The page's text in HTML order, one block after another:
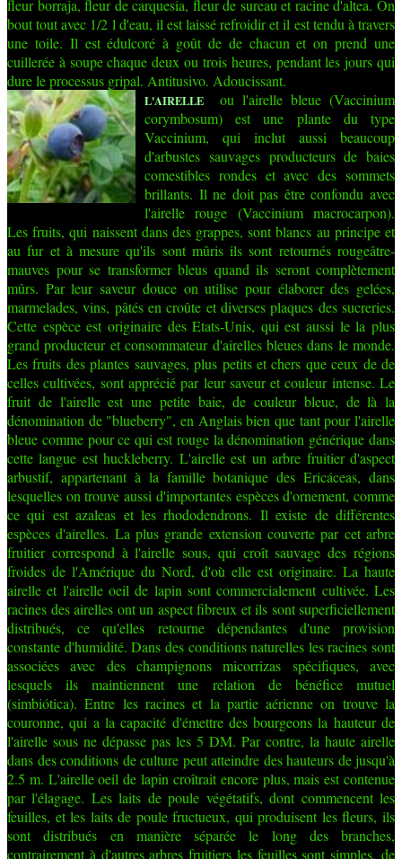
fleur borraja, fleur de carquesia, fleur de sureau et racine d'altea. On
bout tout avec 1/2 l d'eau, il est laissé refroidir et il est tendu à travers
une toile. Il est édulcoré à goût de de chacun et on prend une
cuillerée à soupe chaque deux ou trois heures, pendant les jours qui
dure le processus gripal. Antitusivo. Adoucissant.
L'AIRELLE
ou l'airelle bleue (Vaccinium
corymbosum) est une plante du type
Vaccinium, qui inclut aussi beaucoup
d'arbustes sauvages producteurs de baies
comestibles rondes et avec des sommets
brillants. Il ne doit pas être confondu avec
l'airelle rouge (Vaccinium macrocarpon).
Les fruits, qui naissent dans des grappes, sont blancs au principe et
au fur et à mesure qu'ils sont mûris ils sont retournés rougeâtre-
mauves pour se transformer bleus quand ils seront complètement
mûrs. Par leur saveur douce on utilise pour élaborer des gelées,
marmelades, vins, pâtés en croûte et diverses plaques des sucreries.
Cette espèce est originaire des Etats-Unis, qui est aussi le la plus
grand producteur et consommateur d'airelles bleues dans le monde.
Les fruits des plantes sauvages, plus petits et chers que ceux de de
celles cultivées, sont apprécié par leur saveur et couleur intense. Le
fruit de l'airelle est une petite baie, de couleur bleue, de là la
dénomination de "blueberry", en Anglais bien que tant pour l'airelle
bleue comme pour ce qui est rouge la dénomination générique dans
cette langue est huckleberry. L'airelle est un arbre fruitier d'aspect
arbustif, appartenant à la famille botanique des Ericáceas, dans
lesquelles on trouve aussi d'importantes espèces d'ornement, comme
ce qui est azaleas et les rhododendrons. Il existe de différentes
espèces d'airelles. La plus grande extension couverte par cet arbre
fruitier correspond à l'airelle sous, qui croît sauvage des régions
froides de l'Amérique du Nord, d'où elle est originaire. La haute
airelle et l'airelle oeil de lapin sont commercialement cultivée. Les
racines des airelles ont un aspect fibreux et ils sont superficiellement
distribués, ce qu'elles retourne dépendantes d'une provision
constante d'humidité. Dans des conditions naturelles les racines sont
associées avec des champignons micorrizas spécifiques, avec
lesquels ils maintiennent une relation de bénéfice mutuel
(simbiótica). Entre les racines et la partie aérienne on trouve la
couronne, qui a la capacité d'émettre des bourgeons la hauteur de
l'airelle sous ne dépasse pas les 5 DM. Par contre, la haute airelle
dans des conditions de culture peut atteindre des hauteurs de jusqu'à
2.5 m. L'airelle oeil de lapin croîtrait encore plus, mais est contenue
par l'élagage. Les laits de poule végétatifs, dont commencent les
feuilles, et les laits de poule fructueux, qui produisent les fleurs, ils
sont distribués en manière séparée le long des branches,
contrairement à d'autres arbres fruitiers les feuilles sont simples, de